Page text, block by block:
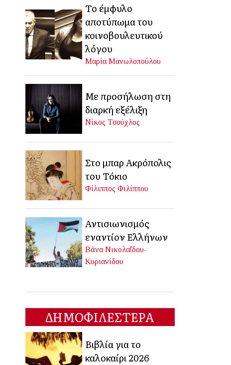
Το έμφυλο
αποτύπωμα του
κοινοβουλευτικού
λόγου
Μαρία Μανωλοπούλου
Με προσήλωση στη
διαρκή εξέλιξη
Νίκος Τσούχλος
Στο μπαρ Ακρόπολις
του Τόκιο
Φίλιππος Φιλίππου
Αντισιωνισμός
εναντίον Ελλήνων
Βάνα Νικολαΐδου-
Κυριανίδου
ΔΗΜΟΦΙΛΕΣΤΕΡΑ
Βιβλία για το
καλοκαίρι 2026